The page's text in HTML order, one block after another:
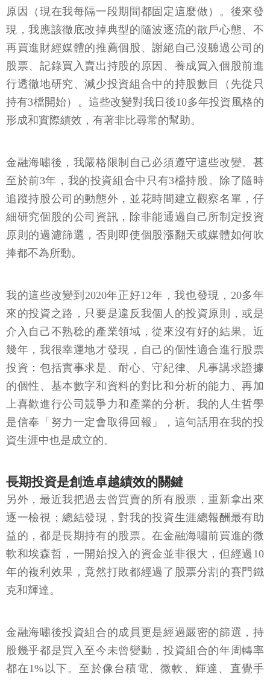
原因（現在我每隔一段期間都固定這麼做）。後來發
現，我應該徹底改掉典型的隨波逐流的散戶心態、不
再買進財經媒體的推薦個股、謝絕自己沒聽過公司的
股票、記錄買入賣出持股的原因、養成買入個股前進
行透徹地研究、減少投資組合中的持股數目（先從只
持有3檔開始）。這些改變對我日後10多年投資風格的
形成和實際績效，有著非比尋常的幫助。
金融海嘯後，我嚴格限制自己必須遵守這些改變。甚
至於前3年，我的投資組合中只有3檔持股。除了隨時
追蹤持股公司的動態外，並花時間建立觀察名單，仔
細研究個股的公司資訊，除非能通過自己所制定投資
原則的過濾篩選，否則即使個股漲翻天或媒體如何吹
捧都不為所動。
我的這些改變到2020年正好12年，我也發現，20多年
來的投資之路，只要是違反我個人的投資原則，或是
介入自己不熟稔的產業領域，從來沒有好的結果。近
幾年，我很幸運地才發現，自己的個性適合進行股票
投資：包括實事求是、耐心、守紀律、凡事講求證據
的個性、基本數字和資料的對比和分析的能力、再加
上喜歡進行公司競爭力和產業的分析。我的人生哲學
是信奉「努力一定會取得回報」，這句話用在我的投
資生涯中也是成立的。
長期投資是創造卓越績效的關鍵
另外，最近我把過去曾買賣的所有股票，重新拿出來
逐一檢視；總結發現，對我的投資生涯總報酬最有助
益的，都是長期持有的股票。在金融海嘯前買進的微
軟和埃森哲，一開始投入的資金並非很大，但經過10
年的複利效果，竟然打敗都經過了股票分割的賽門鐵
克和輝達。
金融海嘯後投資組合的成員更是經過嚴密的篩選，持
股幾乎都是買入至今未曾變動，投資組合的年周轉率
都在1%以下。至於像台積電、微軟、輝達、直覺手